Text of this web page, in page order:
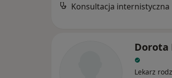
Konsultacja internistyczna
Dorota
Lekarz